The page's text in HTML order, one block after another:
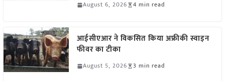
August 6, 2026 4 min read
आईसीएआर ने विकसित किया अफ्रीकी स्वाइन
फीवर का टीका
August 5, 2026 3 min read